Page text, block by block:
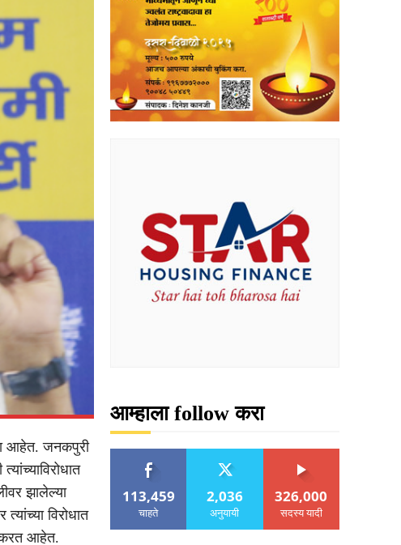
आहेत. जनकपुरी
झालेल्या
विरोधात
करत आहेत.
आम्हाला follow करा
113,459
चाहते
2,036
अनुयायी
326,000
सदस्य यादी